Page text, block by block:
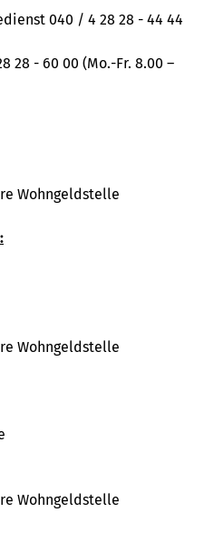
040 / 4 28 28 - 44 44
28 - 60 00 (Mo.-Fr. 8.00 –
Wohngeldstelle
Wohngeldstelle
Wohngeldstelle